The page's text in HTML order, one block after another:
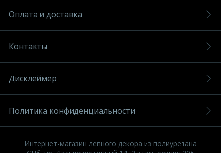
Оплата и доставка
Контакты
Дисклеймер
Политика конфиденциальности
Интернет-магазин лепного декора из полиуретана